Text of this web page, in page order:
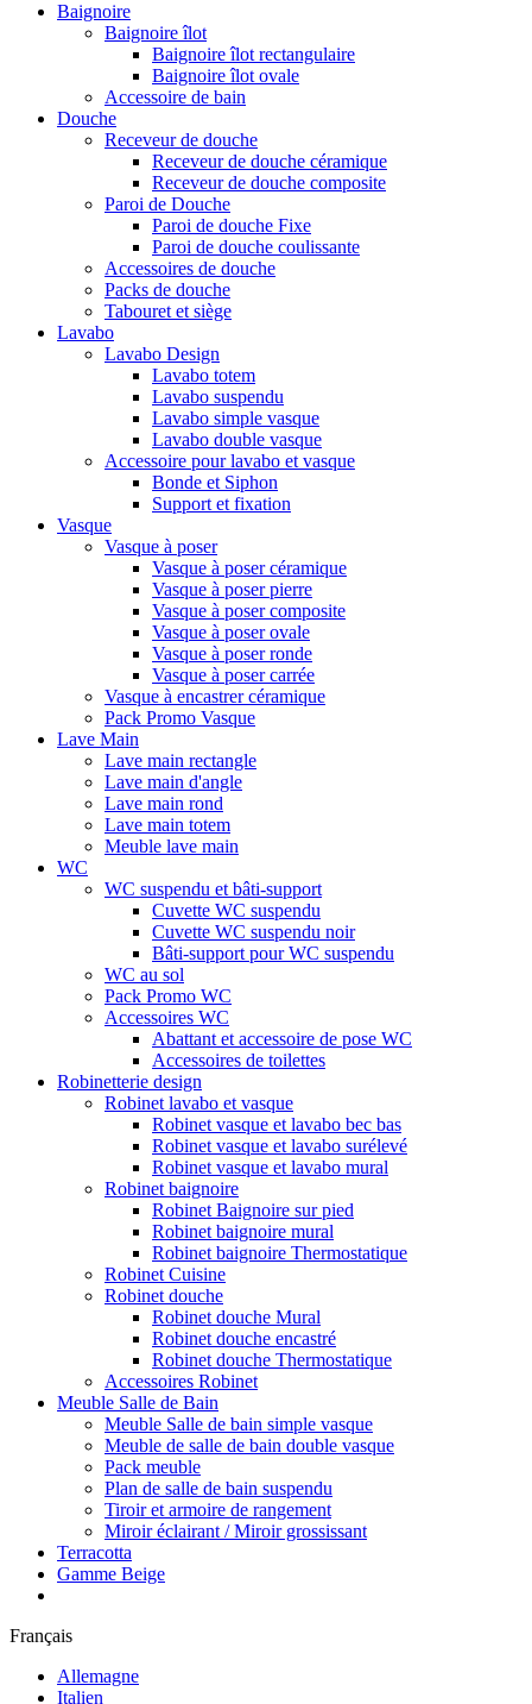
Baignoire
Baignoire îlot
Baignoire îlot rectangulaire
Baignoire îlot ovale
Accessoire de bain
Douche
Receveur de douche
Receveur de douche céramique
Receveur de douche composite
Paroi de Douche
Paroi de douche Fixe
Paroi de douche coulissante
Accessoires de douche
Packs de douche
Tabouret et siège
Lavabo
Lavabo Design
Lavabo totem
Lavabo suspendu
Lavabo simple vasque
Lavabo double vasque
Accessoire pour lavabo et vasque
Bonde et Siphon
Support et fixation
Vasque
Vasque à poser
Vasque à poser céramique
Vasque à poser pierre
Vasque à poser composite
Vasque à poser ovale
Vasque à poser ronde
Vasque à poser carrée
Vasque à encastrer céramique
Pack Promo Vasque
Lave Main
Lave main rectangle
Lave main d'angle
Lave main rond
Lave main totem
Meuble lave main
WC
WC suspendu et bâti-support
Cuvette WC suspendu
Cuvette WC suspendu noir
Bâti-support pour WC suspendu
WC au sol
Pack Promo WC
Accessoires WC
Abattant et accessoire de pose WC
Accessoires de toilettes
Robinetterie design
Robinet lavabo et vasque
Robinet vasque et lavabo bec bas
Robinet vasque et lavabo surélevé
Robinet vasque et lavabo mural
Robinet baignoire
Robinet Baignoire sur pied
Robinet baignoire mural
Robinet baignoire Thermostatique
Robinet Cuisine
Robinet douche
Robinet douche Mural
Robinet douche encastré
Robinet douche Thermostatique
Accessoires Robinet
Meuble Salle de Bain
Meuble Salle de bain simple vasque
Meuble de salle de bain double vasque
Pack meuble
Plan de salle de bain suspendu
Tiroir et armoire de rangement
Miroir éclairant / Miroir grossissant
Terracotta
Gamme Beige
Français
Allemagne
Italien